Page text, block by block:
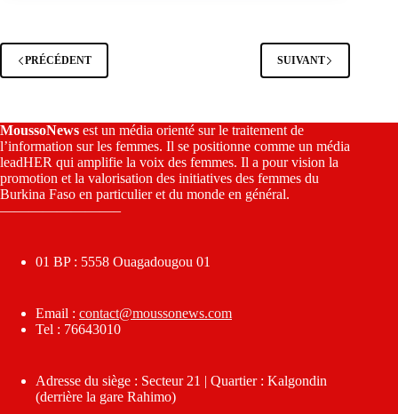
PRÉCÉDENT SUIVANT
MoussoNews est un média orienté sur le traitement de
l’information sur les femmes. Il se positionne comme un média
leadHER qui amplifie la voix des femmes. Il a pour vision la
promotion et la valorisation des initiatives des femmes du
Burkina Faso en particulier et du monde en général.
————————–
01 BP : 5558 Ouagadougou 01
Email : contact@moussonews.com
Tel : 76643010
Adresse du siège : Secteur 21 | Quartier : Kalgondin
(derrière la gare Rahimo)